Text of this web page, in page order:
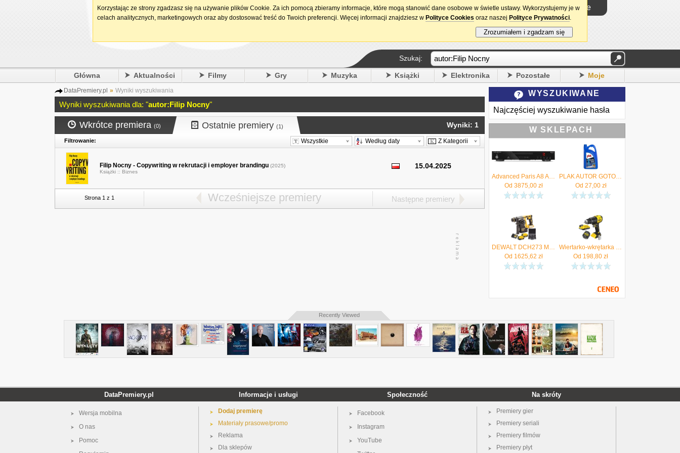
15. urodziny DataPremiery.pl Logowanie
Szukaj:
Główna Aktualności Filmy Gry Muzyka Książki Elektronika Pozostałe Moje
DataPremiery.pl » Wyniki wyszukiwania
Wyniki wyszukiwania dla: "autor:Filip Nocny"
Wkrótce premiera (0) Ostatnie premiery (1) Wyniki: 1
Filtrowanie: Wszystkie Według daty Z Kategorii
Filip Nocny - Copywriting w rekrutacji i employer brandingu (2025)
Książki :: Biznes
15.04.2025
Strona 1 z 1 Wcześniejsze premiery Następne premiery
WYSZUKIWANE
Najczęściej wyszukiwanie hasła
W SKLEPACH
Advanced Paris A8 APEX Czarny - Kup na raty do 48x0% - Negocjuj cenę 17 875 12 12 - Autoryzowany salon
Od 3875,00zł
PLAK AUTOR GOTOWY PŁYN DO CHŁODNIC -35°C 5L
Od 27,00zł
DEWALT DCH273 Młotowiertarka SDS+ 18V 2x 5Ah ładowarka + Zestaw dłut, wierteł 11el. - Autoryzowany Dystrybutor
Od 1625,62 zł
Wiertarko-wkrętarka 18V V20 udarowa 60Nm body Stanley SFMCD716B aku 2Ah ład - Autoryzowany Dystrybutor
Od 198,80 zł
Recently Viewed
DataPremiery.pl
Wersja mobilna
O nas
Pomoc
Informacje i usługi
Dodaj premierę
Materiały prasowe/promo
Reklama
Dla sklepów
Społeczność
Facebook
Instagram
YouTube
Na skróty
Premiery gier
Premiery seriali
Premiery filmów
Premiery płyt
Korzystając ze strony zgadzasz się na używanie plików Cookie. Za ich pomocą zbieramy informacje, które mogą stanowić dane osobowe w świetle ustawy. Wykorzystujemy je w
celach analitycznych, marketingowych oraz aby dostosować treść do Twoich preferencji. Więcej informacji znajdziesz w Polityce Cookies oraz naszej Polityce Prywatności.
Zrozumiałem i zgadzam się